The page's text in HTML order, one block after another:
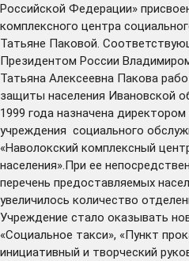
Российской Федерации»
комплексного центра
Татьяне Паковой.
Президентом России
Татьяна Алексеевна Пакова
защиты населения Ивановской
1999 года назначена
учреждения социального
«Наволокский комплексный
населения».При ее
перечень предоставляемых
увеличилось количество
Учреждение стало оказывать
«Социальное такси», «Пункт
инициативный и творческий